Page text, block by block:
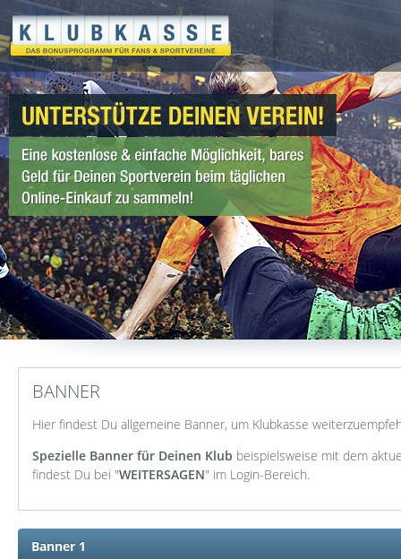
BANNER
Hier findest Du allgemeine Banner, um Klubkasse
Spezielle Banner für Deinen Klub beispielsweise mit dem
findest Du bei "WEITERSAGEN" im Login-Bereich.
Banner 1